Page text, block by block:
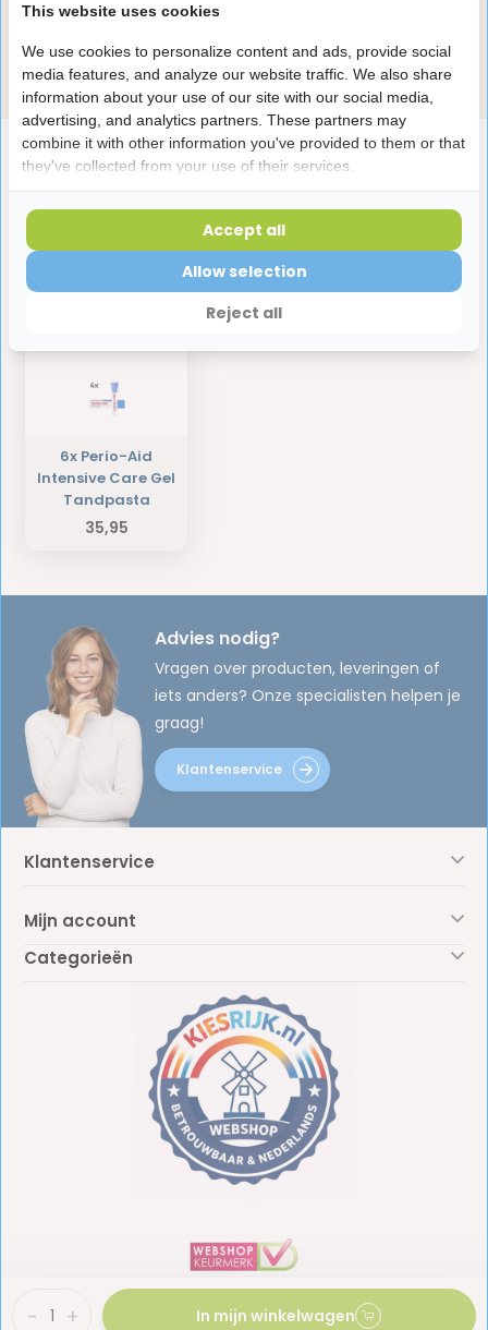
+
- In mijn winkelwagen
Productomschrijving
Reviews
in de chat of stuur een e-mail.
Stuur e-mail
Laatst bekeken producten
6x Perio-Aid
Intensive Care Gel
Tandpasta
35,95
Advies nodig?
Vragen over producten, leveringen of
iets anders? Onze specialisten helpen je
graag!
Klantenservice
Klantenservice
Mijn account
Categorieën
This website uses cookies
We use cookies to personalize content and ads, provide social
media features, and analyze our website traffic. We also share
information about your use of our site with our social media,
advertising, and analytics partners. These partners may
combine it with other information you've provided to them or that
they've collected from your use of their services.
Reject all
Allow selection
Accept all